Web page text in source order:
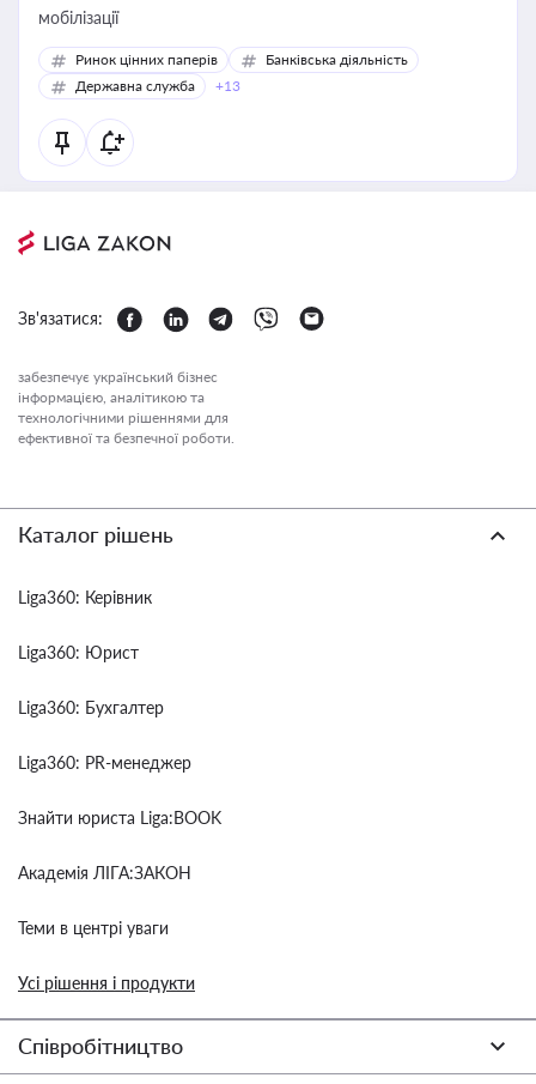
мобілізації
Ринок цінних паперів
Банківська діяльність
Державна служба
+13
Зв'язатися:
забезпечує український бізнес
інформацією, аналітикою та
технологічними рішеннями для
ефективної та безпечної роботи.
Каталог рішень
Liga360: Керівник
Liga360: Юрист
Liga360: Бухгалтер
Liga360: PR-менеджер
Знайти юриста Liga:BOOK
Академія ЛІГА:ЗАКОН
Теми в центрі уваги
Усі рішення і продукти
Співробітництво